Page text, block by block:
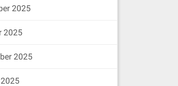
2025
2025
2025